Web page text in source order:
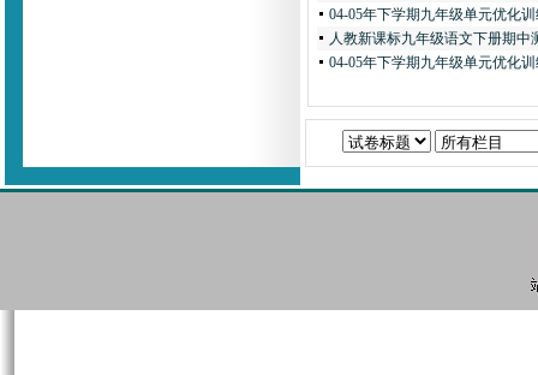
04-05年下学期九年级单元优化
人教新课标九年级语文下册期中
04-05年下学期九年级单元优化